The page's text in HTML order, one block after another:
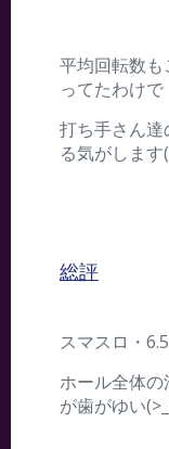
平均回転数
ってたわけで
打ち手さん達
る気がしま
総評
スマスロ・
ホール全体
が歯がゆい